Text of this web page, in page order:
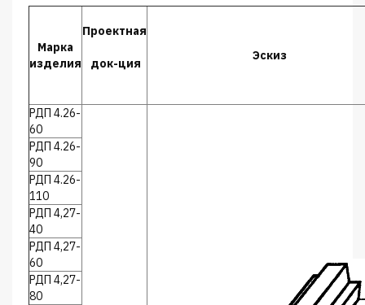
Марка
изделия
Проектная
док-ция
Эскиз
РДП 4.26-
60
РДП 4.26-
90
РДП 4.26-
110
РДП 4,27-
40
РДП 4,27-
60
РДП 4,27-
80